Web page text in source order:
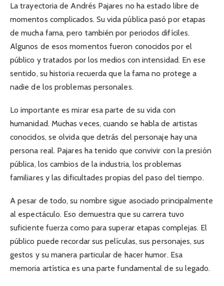
La trayectoria de Andrés Pajares no ha estado libre de
momentos complicados. Su vida pública pasó por etapas
de mucha fama, pero también por periodos difíciles.
Algunos de esos momentos fueron conocidos por el
público y tratados por los medios con intensidad. En ese
sentido, su historia recuerda que la fama no protege a
nadie de los problemas personales.
Lo importante es mirar esa parte de su vida con
humanidad. Muchas veces, cuando se habla de artistas
conocidos, se olvida que detrás del personaje hay una
persona real. Pajares ha tenido que convivir con la presión
pública, los cambios de la industria, los problemas
familiares y las dificultades propias del paso del tiempo.
A pesar de todo, su nombre sigue asociado principalmente
al espectáculo. Eso demuestra que su carrera tuvo
suficiente fuerza como para superar etapas complejas. El
público puede recordar sus películas, sus personajes, sus
gestos y su manera particular de hacer humor. Esa
memoria artística es una parte fundamental de su legado.